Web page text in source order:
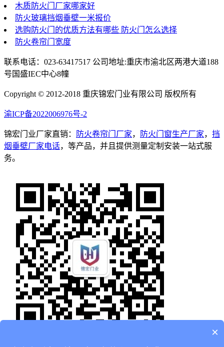
木质防火门厂家哪家好
防火玻璃挡烟垂壁一米报价
选购防火门的优质方法有哪些 防火门怎么选择
防火卷帘门宽度
联系电话：023-63417517 公司地址:重庆市渝北区两港大道188
号国盛IEC中心8幢
Copyright © 2012-2018 重庆锦宏门业有限公司 版权所有
渝ICP备2022006976号-2
锦宏门业厂家直销： 防火卷帘门厂家， 防火门窗生产厂家， 挡
烟垂壁厂家电话，等产品，并且提供测量定制安装一站式服
务。
×